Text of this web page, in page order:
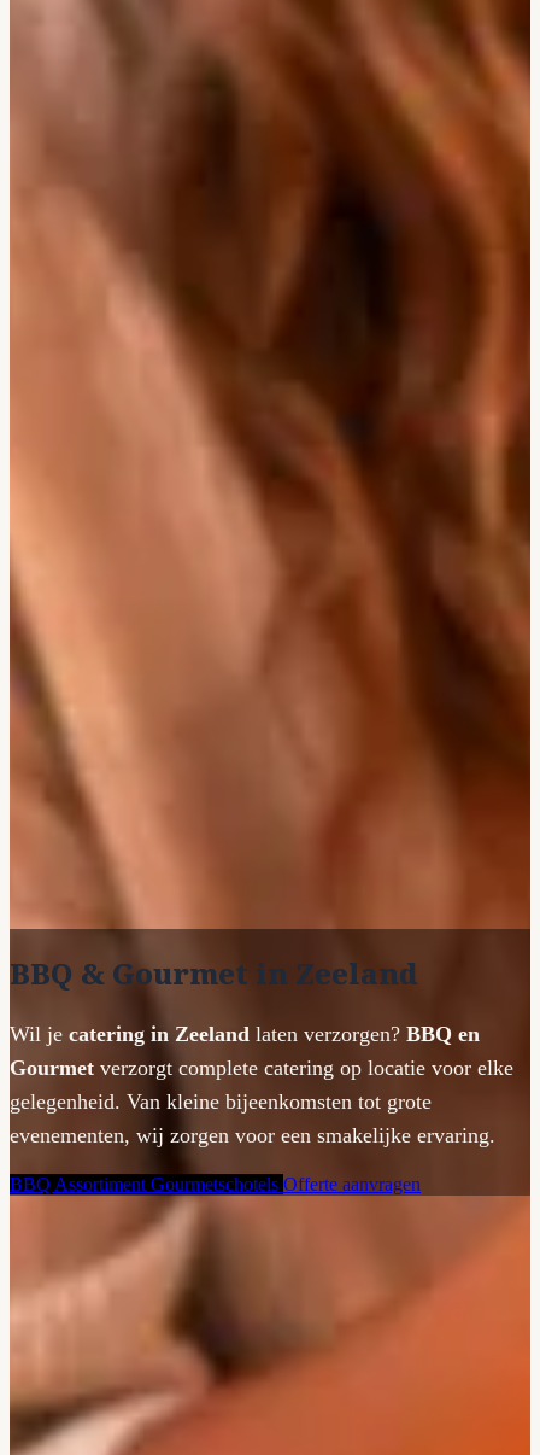
BBQ & Gourmet in Zeeland
Wil je catering in Zeeland laten verzorgen? BBQ en
Gourmet verzorgt complete catering op locatie voor elke
gelegenheid. Van kleine bijeenkomsten tot grote
evenementen, wij zorgen voor een smakelijke ervaring.
BBQ Assortiment Gourmetschotels Offerte aanvragen